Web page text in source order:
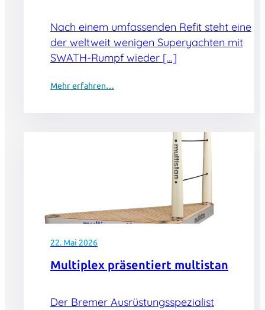
Nach einem umfassenden Refit steht eine
der weltweit wenigen Superyachten mit
SWATH-Rumpf wieder […]
Mehr erfahren…
22. Mai 2026
Multiplex präsentiert multistan
Der Bremer Ausrüstungsspezialist